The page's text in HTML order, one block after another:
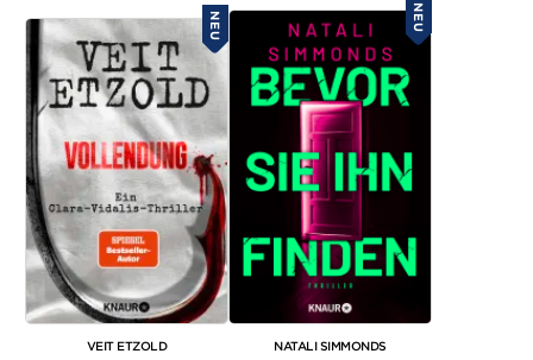
NEU
VEIT ETZOLD
NEU
NATALI SIMMONDS